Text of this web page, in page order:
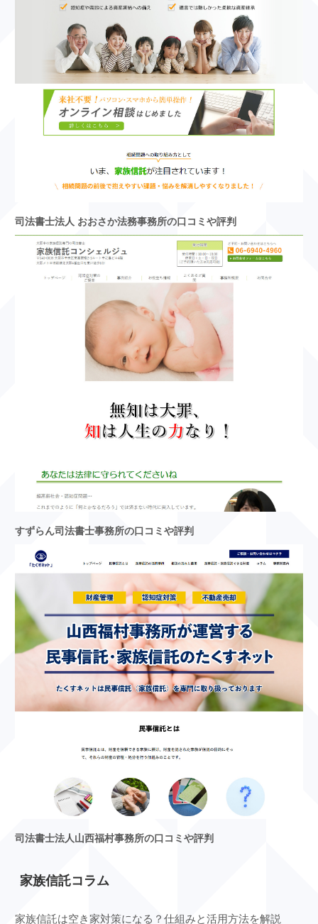
司法書士法人 おおさか法務事務所の口コミや評判
すずらん司法書士事務所の口コミや評判
司法書士法人山西福村事務所の口コミや評判
家族信託コラム
家族信託は空き家対策になる？仕組みと活用方法を解説